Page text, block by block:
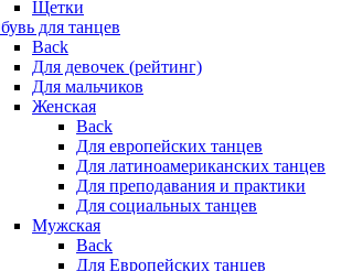
Щетки
для танцев
Back
Для девочек (рейтинг)
Для мальчиков
Женская
Back
Для европейских танцев
Для латиноамериканских танцев
Для преподавания и практики
Для социальных танцев
Мужская
Back
Для Европейских танцев